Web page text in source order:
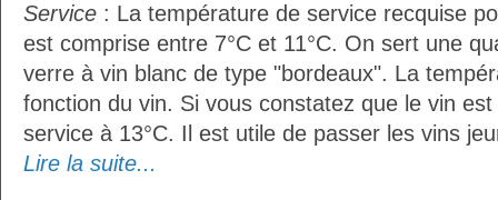
Service : La température de service recquise
est comprise entre 7°C et 11°C. On sert une
verre à vin blanc de type "bordeaux". La
fonction du vin. Si vous constatez que le vin
service à 13°C. Il est utile de passer les vins
Lire la suite...